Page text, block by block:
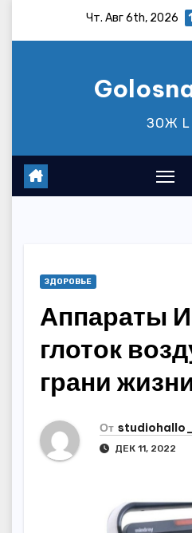
Чт. Авг 6th, 2026
ЗОЖ
ЗДОРОВЬЕ
Аппараты
глоток
грани
От studiohallo_
ДЕК 11, 2022